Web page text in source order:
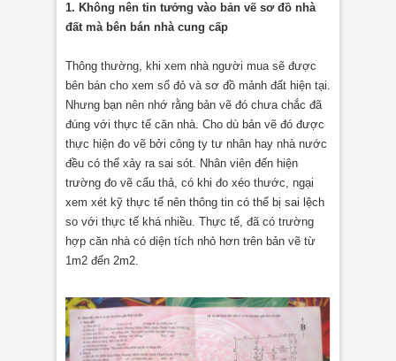
1. Không nên tin tưởng vào bản vẽ sơ đồ nhà
đất mà bên bán nhà cung cấp
Thông thường, khi xem nhà người mua sẽ được
bên bán cho xem sổ đỏ và sơ đồ mảnh đất hiện tại.
Nhưng bạn nên nhớ rằng bản vẽ đó chưa chắc đã
đúng với thực tế căn nhà. Cho dù bản vẽ đó được
thực hiện đo vẽ bởi công ty tư nhân hay nhà nước
đều có thể xảy ra sai sót. Nhân viên đến hiện
trường đo vẽ cẩu thả, có khi đo xéo thước, ngại
xem xét kỹ thực tế nên thông tin có thể bị sai lệch
so với thực tế khá nhiều. Thực tế, đã có trường
hợp căn nhà có diện tích nhỏ hơn trên bản vẽ từ
1m2 đến 2m2.